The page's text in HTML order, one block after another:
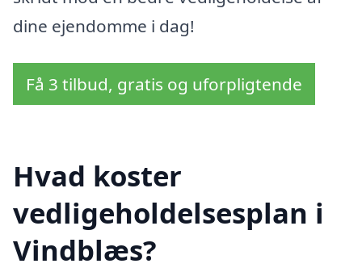
dine ejendomme i dag!
Få 3 tilbud, gratis og uforpligtende
Hvad koster
vedligeholdelsesplan i
Vindblæs?